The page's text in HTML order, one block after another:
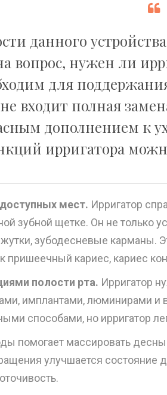
данного
вопрос, нужен ли
для
входит полная
дополнением к
ирригатора
мест. Ирригатор
зубной щетке. Он не только
зубодесневые карманы.
пришеечный кариес, кариес
полости рта. Ирригатор
имплантами, люминирами
способами, но ирригатор
помогает массировать
улучшается состояние